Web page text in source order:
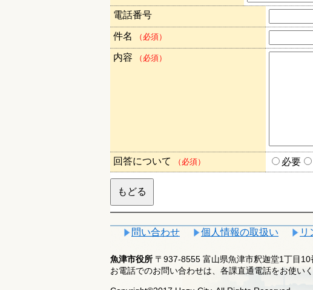
電話番号
件名
（必須）
内容 （必須）
回答について （必須） 必要
問い合わせ 個人情報の取扱い リ
魚津市役所 〒937-8555 富山県魚津市釈迦堂1丁目
お電話でのお問い合わせは、各課直通電話をお使い